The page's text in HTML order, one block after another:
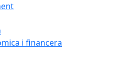
i financera